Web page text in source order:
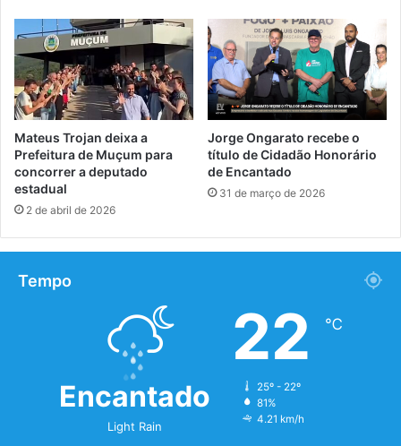
Mateus Trojan deixa a
Prefeitura de Muçum para
concorrer a deputado
estadual
2 de abril de 2026
Jorge Ongarato recebe o
título de Cidadão Honorário
de Encantado
31 de março de 2026
Tempo
Encantado
Light Rain
22 ℃
25º - 22º
81%
4.21 km/h